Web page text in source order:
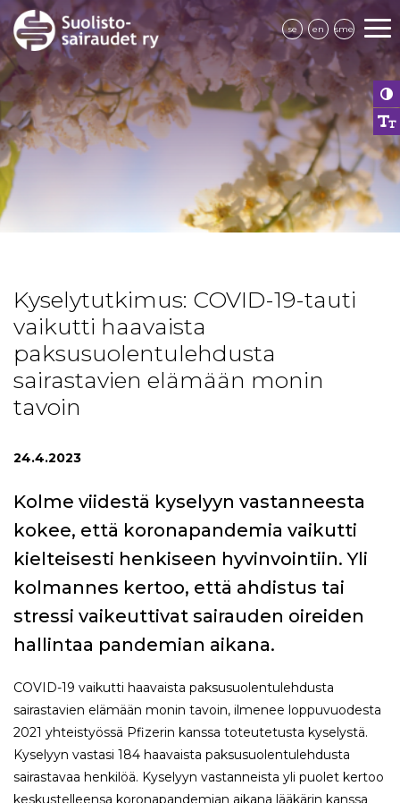
se en sme
Kyselytutkimus: COVID-19-tauti
vaikutti haavaista
paksusuolentulehdusta
sairastavien elämään monin
tavoin
24.4.2023
Kolme viidestä kyselyyn vastanneesta
kokee, että koronapandemia vaikutti
kielteisesti henkiseen hyvinvointiin. Yli
kolmannes kertoo, että ahdistus tai
stressi vaikeuttivat sairauden oireiden
hallintaa pandemian aikana.
COVID-19 vaikutti haavaista paksusuolentulehdusta
sairastavien elämään monin tavoin, ilmenee loppuvuodesta
2021 yhteistyössä Pfizerin kanssa toteutetusta kyselystä.
Kyselyyn vastasi 184 haavaista paksusuolentulehdusta
sairastavaa henkilöä. Kyselyyn vastanneista yli puolet kertoo
keskustelleensa koronapandemian aikana lääkärin kanssa